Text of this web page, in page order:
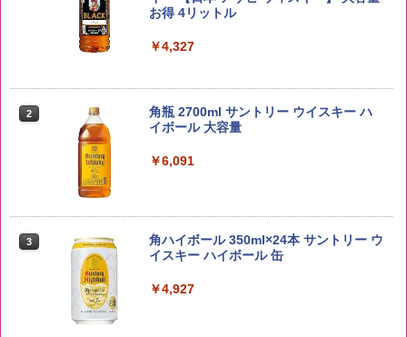
kg 業務用 お米マイスターブレンド
米 5kg
お得 4リットル
￥4,327
2
角瓶 2700ml サントリー ウイスキー ハ
イボール 大容量
￥6,091
3
角ハイボール 350ml×24本 サントリー ウ
イスキー ハイボール 缶
￥4,927